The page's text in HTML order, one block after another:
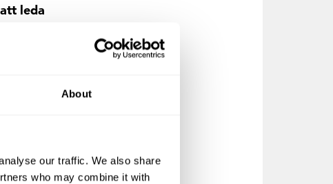
About
our traffic. We also share
who may combine it with
leda
Även
som
då i